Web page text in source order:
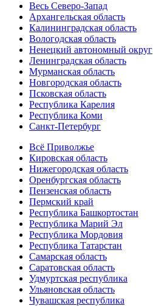
Весь Северо-Запад
Архангельская область
Калининградская область
Вологодская область
Ненецкий автономный округ
Ленинградская область
Мурманская область
Новгородская область
Псковская область
Республика Карелия
Республика Коми
Санкт-Петербург
Всё Приволжье
Кировская область
Нижегородская область
Оренбургская область
Пензенская область
Пермский край
Республика Башкортостан
Республика Марий Эл
Республика Мордовия
Республика Татарстан
Самарская область
Саратовская область
Удмуртская республика
Ульяновская область
Чувашская республика